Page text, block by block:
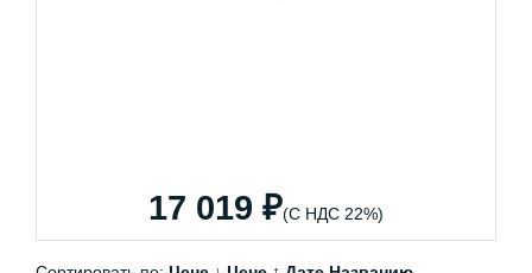
17 019 ₽(С НДС 22%)